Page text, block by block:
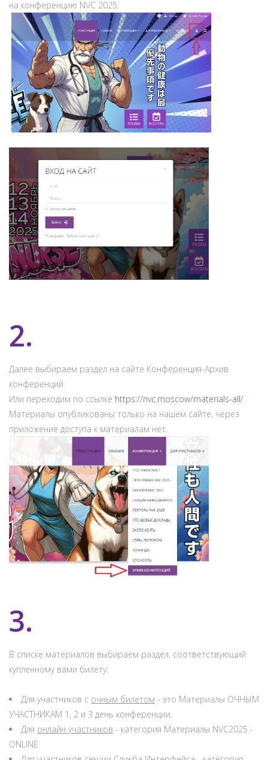
на конференцию NVC 2025.
2.
Далее выбираем раздел на сайте Конференция-Архив
конференций
Или переходим по ссылке https://nvc.moscow/materials-all/
Материалы опубликованы только на нашем сайте, через
приложение доступа к материалам нет.
3.
В списке материалов выбираем раздел, соответствующий
купленному вами билету:
Для участников с очным билетом - это Материалы ОЧНЫМ
УЧАСТНИКАМ 1, 2 и 3 день конференции.
Для онлайн участников - категория Материалы NVC2025 -
ONLINE